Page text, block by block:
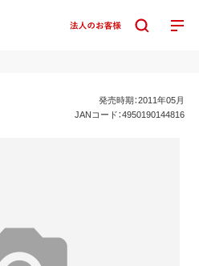
発売時期：2011年05月
JANコード：4950190144816